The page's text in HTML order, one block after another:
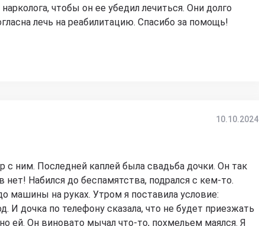
чтобы он ее убедил лечиться. Они долго
лечь на реабилитацию. Спасибо за помощь!
10.10.2024
с ним. Последней каплей была свадьба дочки. Он так
нет! Набился до беспамятства, подрался с кем-то.
машины на руках. Утром я поставила условие:
И дочка по телефону сказала, что не будет приезжать
ей. Он виновато мычал что-то, похмельем маялся. Я